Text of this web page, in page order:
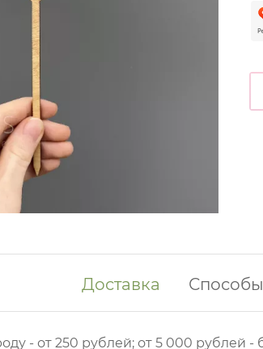
Доставка
- от 250 рублей; от 5 000 рублей -